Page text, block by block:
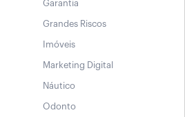
Garantia
Grandes Riscos
Imóveis
Marketing Digital
Náutico
Odonto